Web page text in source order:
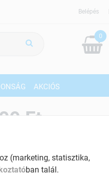
Belépés
0
AKCIÓS
Ft
(marketing, statisztika,
ban talál.